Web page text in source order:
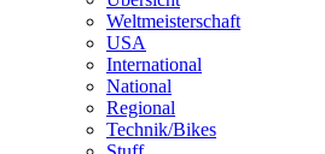
Weltmeisterschaft
USA
International
National
Regional
Technik/Bikes